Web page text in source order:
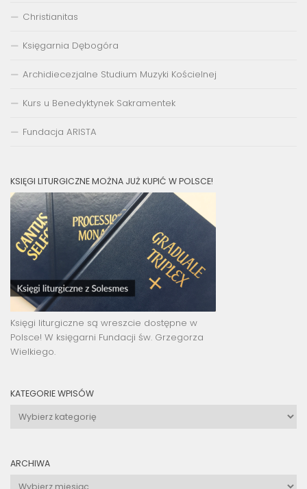
Christianitas
Księgarnia Dębogóra
Archidiecezjalne Studium Muzyki Kościelnej
Kurs u Benedyktynek Sakramentek
Fundacja ARISTA
KSIĘGI LITURGICZNE MOŻNA JUŻ KUPIĆ W POLSCE!
Księgi liturgiczne są wreszcie dostępne w
Polsce! W księgarni Fundacji św. Grzegorza
Wielkiego.
KATEGORIE WPISÓW
Kategorie
wpisów
ARCHIWA
Archiwa